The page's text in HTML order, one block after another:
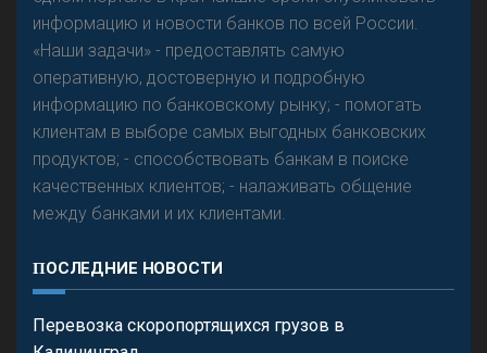
предвидится - «Интервью»
информацию и новости банков по всей России.
«Наши задачи» - предоставлять самую
оперативную, достоверную и подробную
информацию по банковскому рынку; - помогать
клиентам в выборе самых выгодных банковских
продуктов; - способствовать банкам в поиске
качественных клиентов; - налаживать общение
между банками и их клиентами.
ПОСЛЕДНИЕ НОВОСТИ
Перевозка скоропортящихся грузов в